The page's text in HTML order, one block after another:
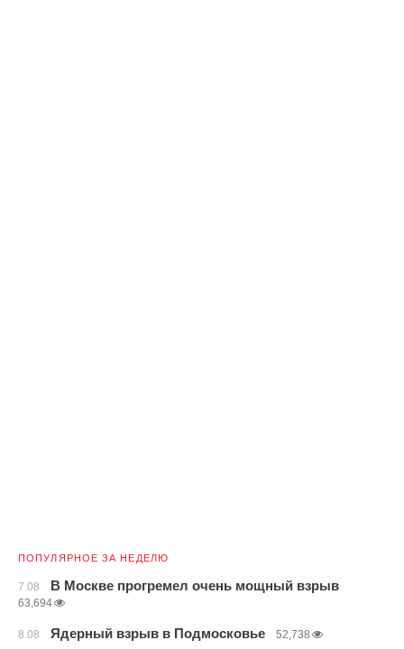
ПОПУЛЯРНОЕ ЗА НЕДЕЛЮ
7.08 В Москве прогремел очень мощный взрыв
63,694
8.08 Ядерный взрыв в Подмосковье 52,738